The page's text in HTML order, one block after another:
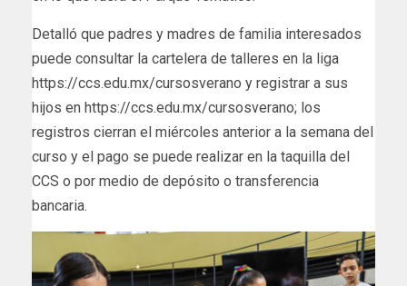
Detalló que padres y madres de familia interesados
puede consultar la cartelera de talleres en la liga
https://ccs.edu.mx/cursosverano y registrar a sus
hijos en https://ccs.edu.mx/cursosverano; los
registros cierran el miércoles anterior a la semana del
curso y el pago se puede realizar en la taquilla del
CCS o por medio de depósito o transferencia
bancaria.